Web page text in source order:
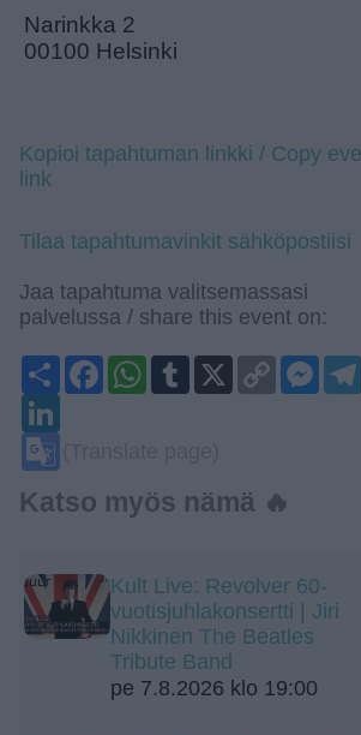
Narinkka 2
00100 Helsinki
Kopioi tapahtuman linkki / Copy
link
Tilaa tapahtumavinkit sähköpostiisi
Jaa tapahtuma valitsemassasi
palvelussa / share this event on:
ShareFacebookWhatsApp
Tumblr
X
Copy
Link
Katso myös nämä 🔥
Kult Live: Revolver 60-
vuotisjuhlakonsertti | Jiri
Nikkinen The Beatles
Tribute Band
pe 7.8.2026 klo 19:00